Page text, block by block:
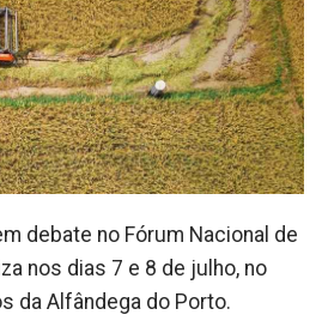
debate no Fórum Nacional de
nos dias 7 e 8 de julho, no
da Alfândega do Porto.